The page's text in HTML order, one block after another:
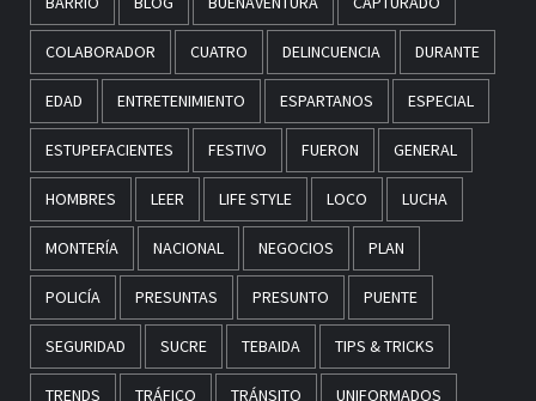
COLABORADOR CUATRO DELINCUENCIA DURANTE
EDAD ENTRETENIMIENTO ESPARTANOS ESPECIAL
ESTUPEFACIENTES FESTIVO FUERON GENERAL
HOMBRES LEER LIFE STYLE LOCO LUCHA
MONTERÍA NACIONAL NEGOCIOS PLAN
POLICÍA PRESUNTAS PRESUNTO PUENTE
SEGURIDAD SUCRE TEBAIDA TIPS & TRICKS
TRENDS TRÁFICO TRÁNSITO UNIFORMADOS